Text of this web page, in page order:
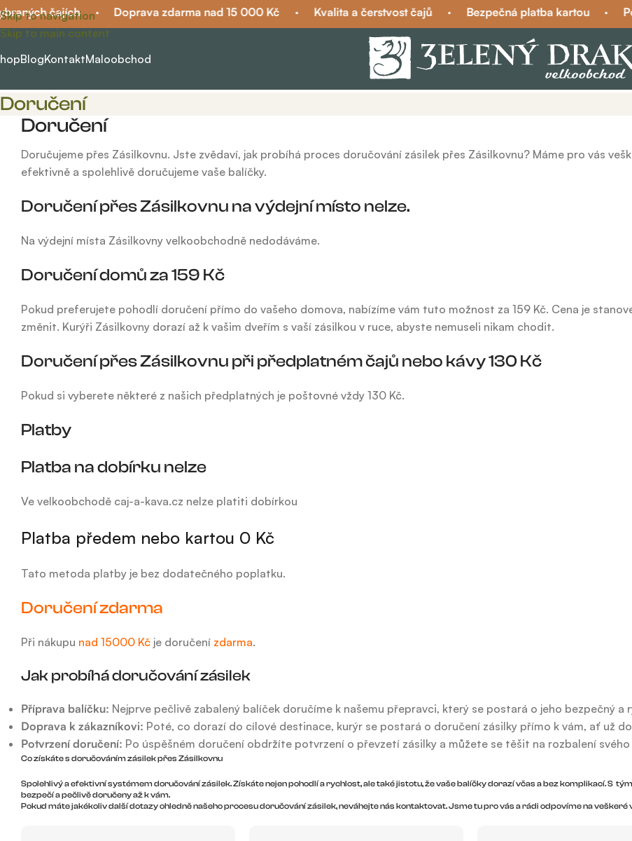
Skip to navigation
Skip to main content
čajích · Doprava zdarma nad 15 000 Kč Kvalita a čerstvost čajů Bezpečná platba kartou
BlogKontaktMaloobchod
Doručení
Doručení
Doručujeme přes Zásilkovnu. Jste zvědaví, jak probíhá proces doručování zásilek přes Zásilkovnu? Máme pro vás
efektivně a spolehlivě doručujeme vaše balíčky.
Doručení přes Zásilkovnu na výdejní místo nelze.
Na výdejní místa Zásilkovny velkoobchodně nedodáváme.
Doručení domů za 159 Kč
Pokud preferujete pohodlí doručení přímo do vašeho domova, nabízíme vám tuto možnost za 159 Kč. Cena je
změnit. Kurýři Zásilkovny dorazí až k vašim dveřím s vaší zásilkou v ruce, abyste nemuseli nikam chodit.
Doručení přes Zásilkovnu při předplatném čajů nebo kávy 130 Kč
Pokud si vyberete některé z našich předplatných je poštovné vždy 130 Kč.
Platby
Platba na dobírku nelze
Ve velkoobchodě caj-a-kava.cz nelze platiti dobírkou
Platba předem nebo kartou 0 Kč
Tato metoda platby je bez dodatečného poplatku.
Doručení zdarma
Při nákupu nad 15000 Kč je doručení zdarma.
Jak probíhá doručování zásilek
Příprava balíčku: Nejprve pečlivě zabalený balíček doručíme k našemu přepravci, který se postará o jeho bezpečný a
Doprava k zákazníkovi: Poté, co dorazí do cílové destinace, kurýr se postará o doručení zásilky přímo k vám, ať už
Potvrzení doručení: Po úspěšném doručení obdržíte potvrzení o převzetí zásilky a můžete se těšit na rozbalení svého
Co získáte s doručováním zásilek přes Zásilkovnu
Spolehlivý a efektivní systémem doručování zásilek. Získáte nejen pohodlí a rychlost, ale také jistotu, že vaše balíčky dorazí včas a bez komplikací. S
bezpečí a pečlivě doručeny až k vám.
Pokud máte jakékoliv další dotazy ohledně našeho procesu doručování zásilek, neváhejte nás kontaktovat. Jsme tu pro vás a rádi odpovíme na veškeré